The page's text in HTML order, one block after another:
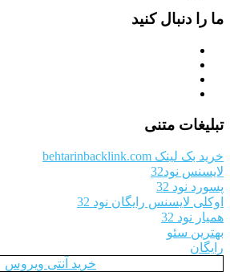
ما را دنبال کنید
تبلیغات متنی
خرید بک لینک behtarinbacklink.com
لایسنس نود32
پسورد نود 32
اوکلی لایسنس رایگان نود 32
همیار نود 32
بهترین سئو
رایگان
خرید آنتی ویروس